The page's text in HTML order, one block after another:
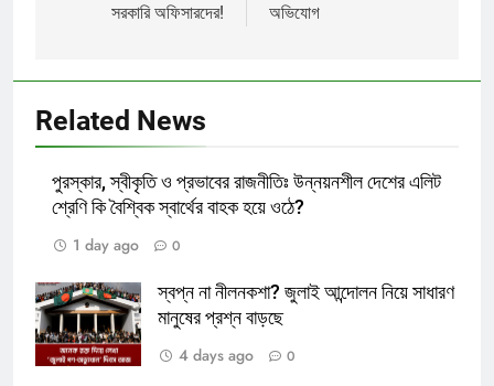
সরকারি অফিসারদের!
অভিযোগ
Related News
পুরস্কার, স্বীকৃতি ও প্রভাবের রাজনীতিঃ উন্নয়নশীল দেশের এলিট
শ্রেণি কি বৈশ্বিক স্বার্থের বাহক হয়ে ওঠে?
1 day ago
0
স্বপ্ন না নীলনকশা? জুলাই আন্দোলন নিয়ে সাধারণ
মানুষের প্রশ্ন বাড়ছে
4 days ago
0